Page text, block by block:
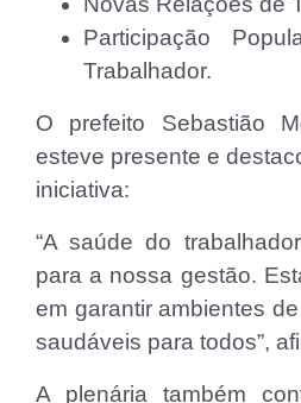
Participação
Trabalhador.
O prefeito Sebastião
esteve presente e
iniciativa:
“A saúde do
para a nossa gestão.
em garantir ambientes
saudáveis para todos”,
A plenária também